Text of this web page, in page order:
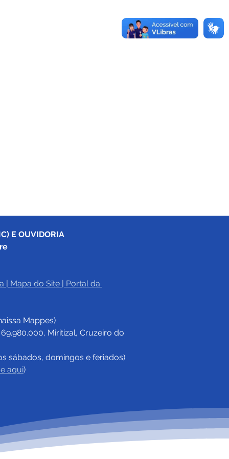
E OUVIDORIA
| Mapa do Site | Portal da
Mappes)
Miritizal, Cruzeiro do
sábados, domingos e feriados)
aqui)